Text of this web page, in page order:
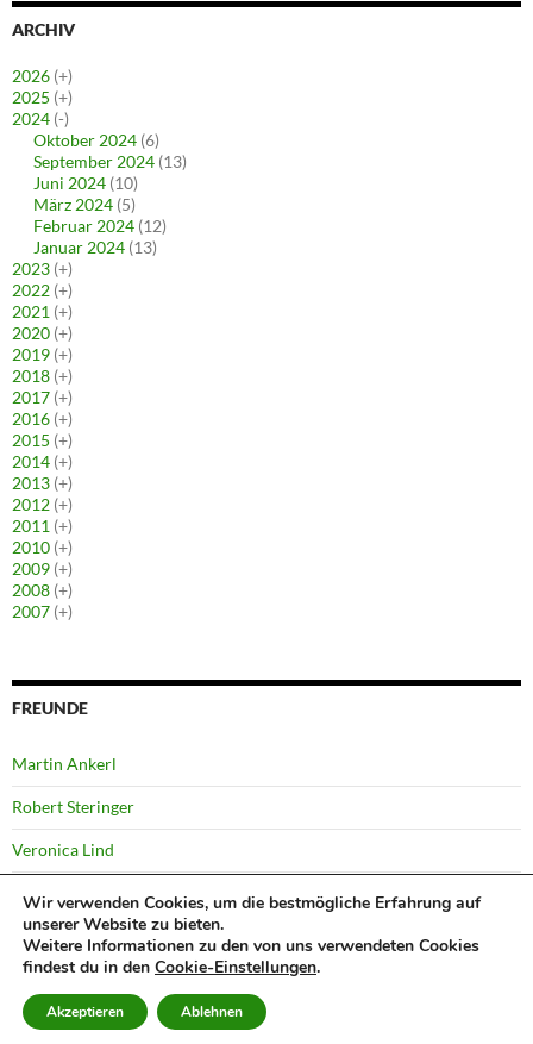
ARCHIV
2026 (+)
2025 (+)
2024 (-)
Oktober 2024 (6)
September 2024 (13)
Juni 2024 (10)
März 2024 (5)
Februar 2024 (12)
Januar 2024 (13)
2023 (+)
2022 (+)
2021 (+)
2020 (+)
2019 (+)
2018 (+)
2017 (+)
2016 (+)
2015 (+)
2014 (+)
2013 (+)
2012 (+)
2011 (+)
2010 (+)
2009 (+)
2008 (+)
2007 (+)
FREUNDE
Martin Ankerl
Robert Steringer
Veronica Lind
Yussi Pick
Datenschutzerklärung
©Bernhard
Kabelka2007 – 2026
Wir verwenden Cookies, um die bestmögliche Erfahrung auf
unserer Website zu bieten.
Weitere Informationen zu den von uns verwendeten Cookies
findest du in den Cookie-Einstellungen.
Akzeptieren Ablehnen